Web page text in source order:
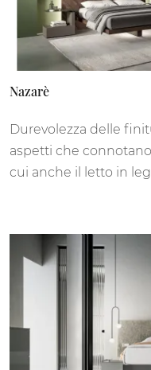
Nazarè
Durevolezza delle
aspetti che
cui anche il letto in